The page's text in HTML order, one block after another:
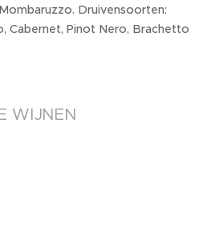
Druivensoorten:
Cabernet, Pinot Nero, Brachetto
WIJNEN